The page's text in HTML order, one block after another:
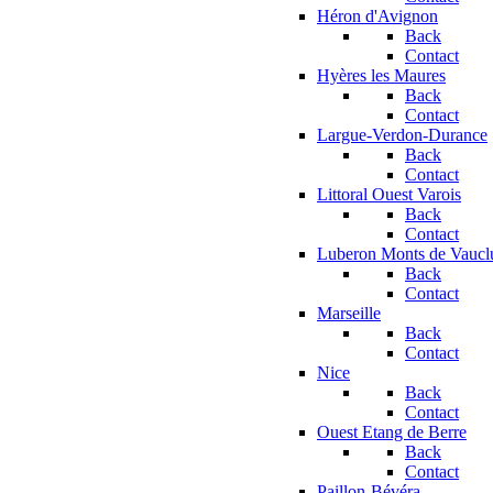
Héron d'Avignon
Back
Contact
Hyères les Maures
Back
Contact
Largue-Verdon-Durance
Back
Contact
Littoral Ouest Varois
Back
Contact
Luberon Monts de
Back
Contact
Marseille
Back
Contact
Nice
Back
Contact
Ouest Etang de Berre
Back
Contact